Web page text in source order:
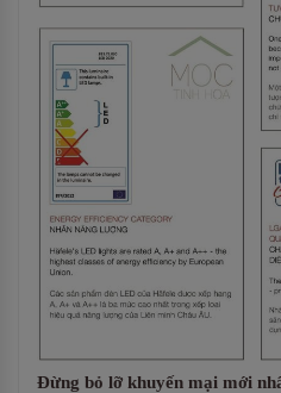
Đừng bỏ lỡ khuyến mại mới